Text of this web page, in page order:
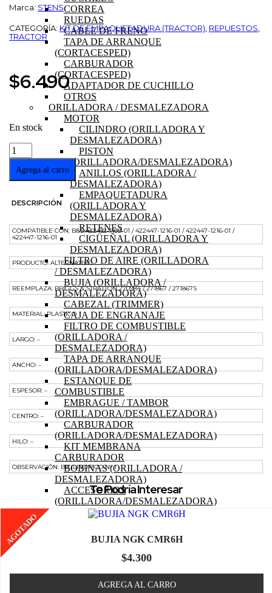
CORREA
RUEDAS
CABLE DE FRENO
TAPA DE ARRANQUE
(CORTACESPED)
CARBURADOR
(CORTACESPED)
ADAPTADOR DE CUCHILLO
OTROS
ORILLADORA / DESMALEZADORA
MOTOR
CILINDRO (ORILLADORA Y
DESMALEZADORA)
PISTON
(ORILLADORA/DESMALEZADORA)
ANILLOS (ORILLADORA /
DESMALEZADORA)
EMPAQUETADURA
(ORILLADORA Y
DESMALEZADORA)
RETENES
CIGÜEÑAL (ORILLADORA Y
DESMALEZADORA)
FILTRO DE AIRE (ORILLADORA
/ DESMALEZADORA)
BUJIA (ORILLADORA /
DESMALEZADORA)
CABEZAL (TRIMMER)
CAJA DE ENGRANAJE
FILTRO DE COMBUSTIBLE
(ORILLADORA /
DESMALEZADORA)
TAPA DE ARRANQUE
(ORILLADORA/DESMALEZADORA)
ESTANQUE DE
COMBUSTIBLE
EMBRAGUE / TAMBOR
(ORILLADORA/DESMALEZADORA)
CARBURADOR
(ORILLADORA/DESMALEZADORA)
KIT MEMBRANA
CARBURADOR
BOBINAS (ORILLADORA /
DESMALEZADORA)
ACCESORIOS
(ORILLADORA/DESMALEZADORA)
OTROS (ORILLADORA
TRACTOR
MOTOR (TRACTOR)
PISTON (TRACTOR)
MOTOR DE PARTIDA
Marca: STENS
CATEGORÍA: KIT DE EMPAQUETADURA (TRACTOR) REPUESTOS
TRACTOR
$6.490
En stock
JUNTA
DE
CULATA
MOTOR
&
cantidad
Agrega al carro
DESCRIPCIÓN
COMPATIBLE CON: B&S 422432-1109-01 / 422447-1216-01 / 422447-1216-01 /
422447-1216-01
PRODUCTO: ALTERNATIVO
REEMPLAZA: BRIGGS & STRATTON 270984 / 271867 / 271867S
MATERIAL: PLASTICO
LARGO: –
ANCHO: –
ESPESOR: –
CENTRO: –
HILO: –
OBSERVACIÓN: BICILINDRICO N° 1
Te Podría Interesar
BUJIA NGK CMR6H
AGOTADO
$4.300
AGREGA AL CARRO